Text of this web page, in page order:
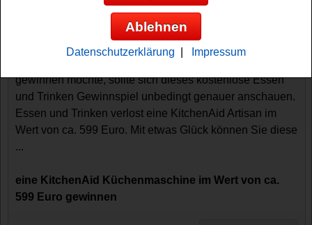
Essen und Trinken Gewinnspiel -
KitchenAid Küchenmaschine gewinnen
gewinnen möchte, sollte sich dieses kostenlose Essen
und Trinken Gewinnspiel unbedingt genauer anschauen.
Essen und Trinken verlost eine KitchenAid Artisan im
Wert von ca. 599 Euro. Mit etwas Glück können Sie diese
...
eine KitchenAid Küchenmaschine im Wert von ca.
599 Euro gewinnen
Ablehnen
Datenschutzerklärung Impressum